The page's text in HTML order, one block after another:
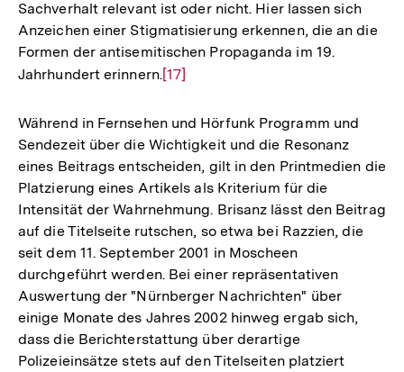
Sachverhalt relevant ist oder nicht. Hier lassen sich
Anzeichen einer Stigmatisierung erkennen, die an die
Formen der antisemitischen Propaganda im 19.
Jahrhundert erinnern.Zur
der
Fußnote
[17]
Während in Fernsehen und Hörfunk Programm und
Sendezeit über die Wichtigkeit und die Resonanz
eines Beitrags entscheiden, gilt in den Printmedien die
Platzierung eines Artikels als Kriterium für die
Intensität der Wahrnehmung. Brisanz lässt den Beitrag
auf die Titelseite rutschen, so etwa bei Razzien, die
seit dem 11. September 2001 in Moscheen
durchgeführt werden. Bei einer repräsentativen
Auswertung der "Nürnberger Nachrichten" über
einige Monate des Jahres 2002 hinweg ergab sich,
dass die Berichterstattung über derartige
Polizeieinsätze stets auf den Titelseiten platziert